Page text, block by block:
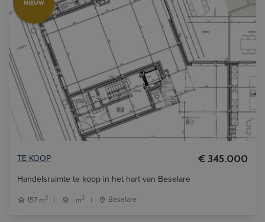
NIEUW
TE KOOP € 345.000
Handelsruimte te koop in het hart van Beselare
157 m2 | - m2 | Beselare